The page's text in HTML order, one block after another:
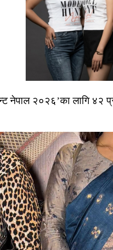
नेपाल २०२६’का लागि ४२